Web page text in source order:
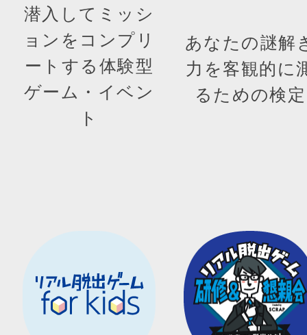
潜入してミッシ
ョンをコンプリ
ートする体験型
ゲーム・イベン
ト
あなたの謎解
力を客観的に
るための検定